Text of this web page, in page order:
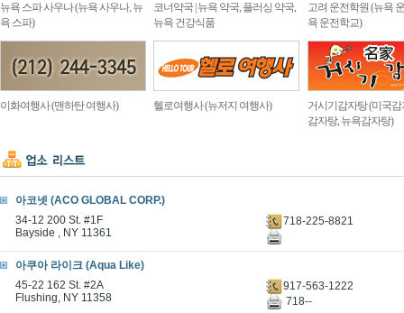
뉴욕 스파 사우나 (뉴욕 사우나, 뉴
욕 스파)
코너약국 | 뉴욕 약국, 플러싱 약국,
뉴욕 건강식품
고려 운전학원 (뉴욕
욕 운전학교)
이화여행사 (맨하탄 여행사) 헬로여행사 (뉴저지 여행사)
거시기감자탕 (미국감
감자탕, 뉴욕감자탕)
아코넷 (ACO GLOBAL CORP.)
34-12 200 St. #1F
Bayside , NY 11361
718-225-8821
아쿠아 라이크 (Aqua Like)
45-22 162 St. #2A
Flushing, NY 11358
917-563-1222
718--